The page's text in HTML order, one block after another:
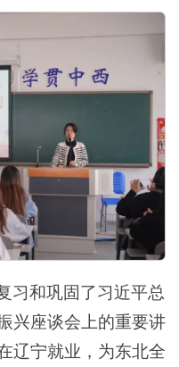
习和巩固了习近平总
兴座谈会上的重要讲
辽宁就业，为东北全